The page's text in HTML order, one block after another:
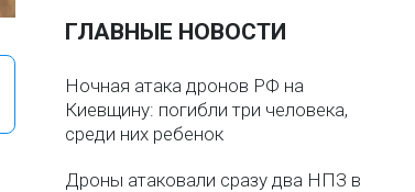
ГЛАВНЫЕ НОВОСТИ
Ночная атака дронов РФ на
Киевщину: погибли три человека,
среди них ребенок
Дроны атаковали сразу два НПЗ в